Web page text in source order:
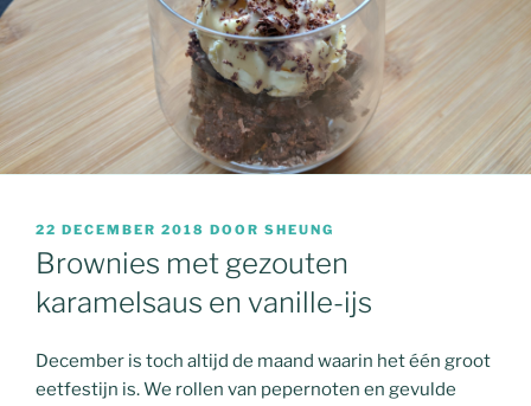
GEPLAATST
OP
22 DECEMBER 2018 DOOR SHEUNG
Brownies met gezouten
karamelsaus en vanille-ijs
December is toch altijd de maand waarin het één groot
eetfestijn is. We rollen van pepernoten en gevulde